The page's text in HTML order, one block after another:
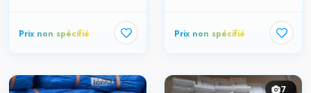
Prix non spécifié Prix non spécifié
7